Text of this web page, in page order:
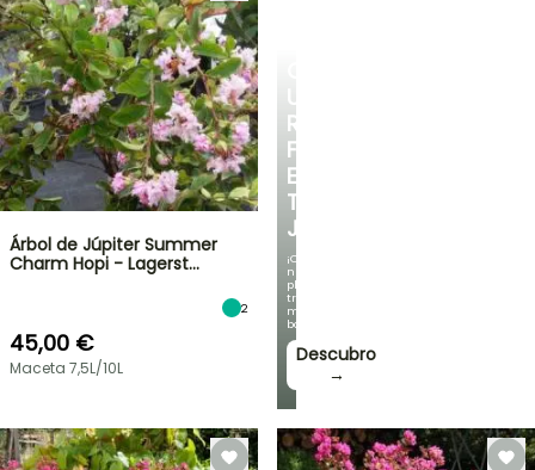
UN
RINCÓN
FRESCO
EN
TU
JARDÍN
¡Con
nuestras
plantas
trepadoras
más
bonitas!
Descubro
→
Árbol de Júpiter Summer
Charm Hopi - Lagerst…
2
45,00 €
Maceta 7,5L/10L